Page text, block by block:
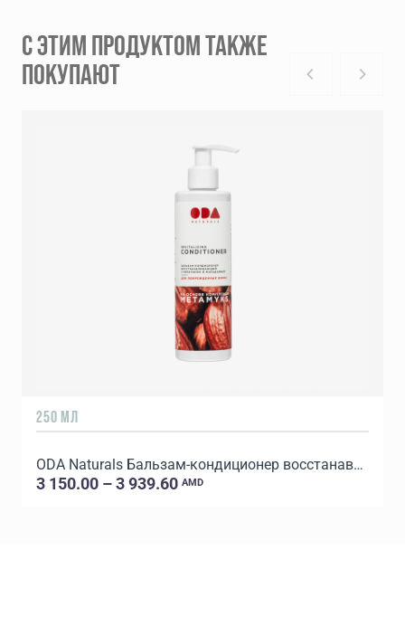
Oda Naturals am
С ЭТИМ ПРОДУКТОМ ТАКЖЕ
ПОКУПАЮТ
250 МЛ
ODA Naturals Бальзам-кондиционер восстанавливающий
3 150.00 – 3 939.60 AMD